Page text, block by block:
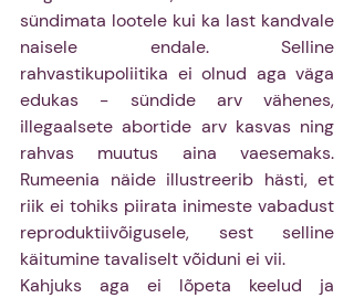
sündimata lootele kui ka last kandvale
naisele endale. Selline
rahvastikupoliitika ei olnud aga väga
edukas - sündide arv vähenes,
illegaalsete abortide arv kasvas ning
rahvas muutus aina vaesemaks.
Rumeenia näide illustreerib hästi, et
riik ei tohiks piirata inimeste vabadust
reproduktiivõigusele, sest selline
käitumine tavaliselt võiduni ei vii.
Kahjuks aga ei lõpeta keelud ja